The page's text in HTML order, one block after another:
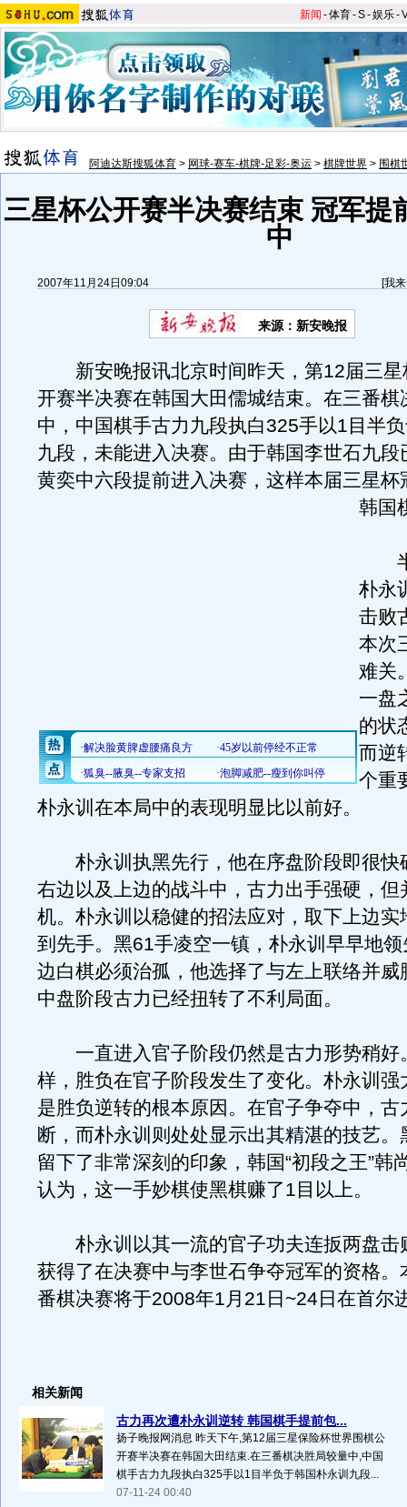
新闻 -体育-S-娱乐-
阿迪达斯搜狐体育 > 网球-赛车-棋牌-足彩-奥运 > 棋牌世界 > 围棋
三星杯公开赛半决赛结束 冠军提
中
2007年11月24日09:04 [我
来源：新安晚报
新安晚报讯北京时间昨天，第12届三星
开赛半决赛在韩国大田儒城结束。在三番棋
中，中国棋手古力九段执白325手以1目半
九段，未能进入决赛。由于韩国李世石九段
黄奕中六段提前进入决赛，这样本届三星杯
韩国
半
朴永
击败
本次
难关
一盘
的状
而逆
个重
朴永训在本局中的表现明显比以前好。
朴永训执黑先行，他在序盘阶段即很快
右边以及上边的战斗中，古力出手强硬，但
机。朴永训以稳健的招法应对，取下上边实
到先手。黑61手凌空一镇，朴永训早早地
边白棋必须治孤，他选择了与左上联络并威
中盘阶段古力已经扭转了不利局面。
一直进入官子阶段仍然是古力形势稍好
样，胜负在官子阶段发生了变化。朴永训强
是胜负逆转的根本原因。在官子争夺中，古
断，而朴永训则处处显示出其精湛的技艺。
留下了非常深刻的印象，韩国“初段之王”韩
认为，这一手妙棋使黑棋赚了1目以上。
朴永训以其一流的官子功夫连扳两盘击
获得了在决赛中与李世石争夺冠军的资格。
番棋决赛将于2008年1月21日~24日在首尔
相关新闻
古力再次遭朴永训逆转 韩国棋手提前包...
扬子晚报网消息 昨天下午,第12届三星保险杯世界围棋公
开赛半决赛在韩国大田结束.在三番棋决胜局较量中,中国
棋手古力九段执白325手以1目半负于韩国朴永训九段...
07-11-24 00:40